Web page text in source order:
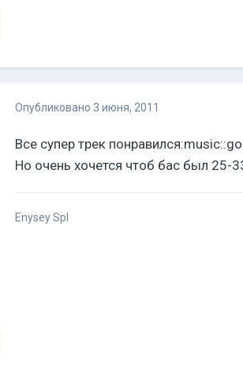
Опубликовано 3 июня, 2011
Все супер трек
Но очень хочется чтоб бас был
Enysey Spl